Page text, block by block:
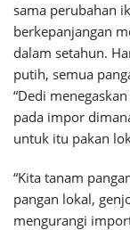
sama perubahan
berkepanjangan
dalam setahun.
putih, semua
“Dedi
pada impor
untuk itu pakan
“Kita tanam
pangan lokal,
mengurangi